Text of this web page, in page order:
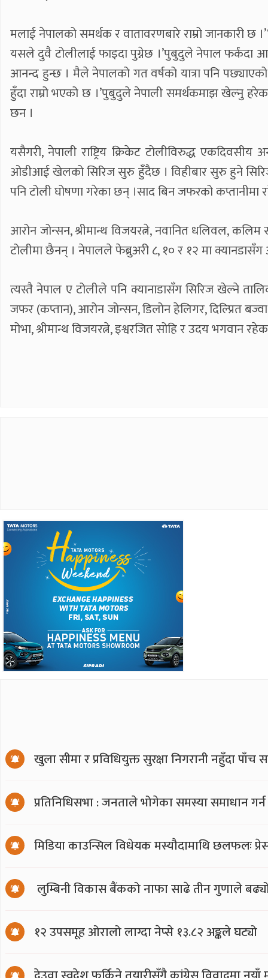
मलाई नेपालको समर्थक र वातावरणबारे राम्रो जानकारी छ
यसले दुवै टोलीलाई फाइदा पुग्नेछ ।’पुबुदुले नेपाल फर्कंदा
आनन्द हुन्छ । मैले नेपालको गत वर्षको यात्रा पनि
हुँदा राम्रो भएको छ ।’पुबुदुले नेपाली समर्थकमाझ खेल्नु
छन ।
यसैगरी, नेपाली राष्ट्रिय क्रिकेट टोलीविरुद्ध
ओडीआई खेलको सिरिज सुरु हुँदैछ । विहीबार सुरु हुने
पनि टोली घोषणा गरेका छन् ।साद बिन जफरको
आरोन जोन्सन, श्रीमान्थ विजयरत्ने, नवानित धलिवल,
टोलीमा छैनन् । नेपालले फेब्रुअरी ८, १० र १२ मा
त्यस्तै नेपाल ए टोलीले पनि क्यानाडासँग सिरिज खेल्ने
जफर (कप्तान), आरोन जोन्सन, डिलोन हेलिगर, दिल्प्रित
मोभा, श्रीमान्थ विजयरत्ने, इश्वरजित सोहि र उदय भगवान
खुला सीमा र प्रविधियुक्त सुरक्षा निगरानी नहुँदा पाँच
प्रतिनिधिसभा : जनताले भोगेका समस्या समाधान
मिडिया काउन्सिल विधेयक मस्यौदामाथि छलफलः
लुम्बिनी विकास बैंकको नाफा साढे तीन गुणाले
१२ उपसमूह ओरालो लाग्दा नेप्से १३.८२ अङ्कले घट्यो